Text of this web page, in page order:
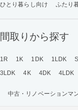
ひとり暮らし向け
ふたり
間取りから探す
1R 1K 1DK 1LDK
3LDK
4K 4DK 4LDK
中古・リノベーションマ